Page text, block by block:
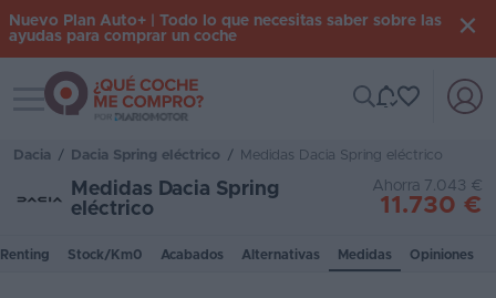
Iniciar
Coches
Nuevo Plan Auto+ | Todo lo que necesitas saber sobre las
ayudas para comprar un coche
Toggle navigation
Dacia / Dacia Spring eléctrico / Medidas Dacia Spring eléctrico
Medidas Dacia Spring
eléctrico
Ahorra 7.043 €
11.730 €
Renting Stock/Km0 Acabados Alternativas Medidas Opiniones